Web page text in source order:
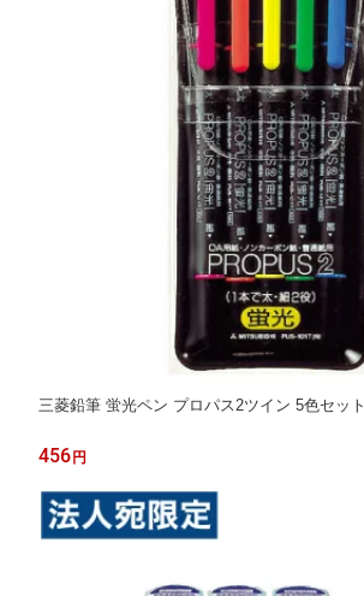
三菱鉛筆 蛍光ペン プロパス2ツイン 5色セット
456円